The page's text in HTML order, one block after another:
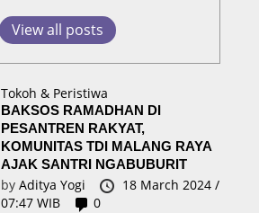
View all posts
Tokoh & Peristiwa
BAKSOS RAMADHAN DI
PESANTREN RAKYAT,
KOMUNITAS TDI MALANG RAYA
AJAK SANTRI NGABUBURIT
by Aditya Yogi
18 March 2024 /
07:47 WIB
0